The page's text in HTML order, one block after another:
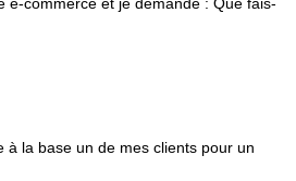
à la base un de mes clients pour un